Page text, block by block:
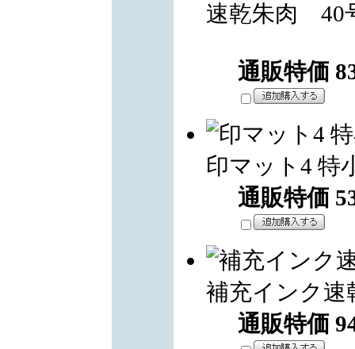
速乾朱肉 40
通販特価
印マット4 特
通販特価
補充インク速
通販特価